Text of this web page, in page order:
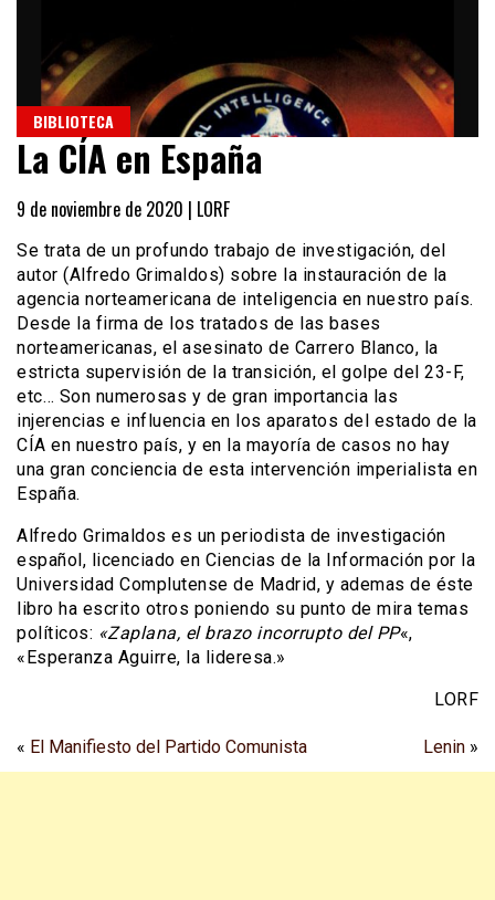
BIBLIOTECA
La CÍA en España
9 de noviembre de 2020 | LORF
Se trata de un profundo trabajo de investigación, del
autor (Alfredo Grimaldos) sobre la instauración de la
agencia norteamericana de inteligencia en nuestro país.
Desde la firma de los tratados de las bases
norteamericanas, el asesinato de Carrero Blanco, la
estricta supervisión de la transición, el golpe del 23-F,
etc… Son numerosas y de gran importancia las
injerencias e influencia en los aparatos del estado de la
CÍA en nuestro país, y en la mayoría de casos no hay
una gran conciencia de esta intervención imperialista en
España.
Alfredo Grimaldos es un periodista de investigación
español, licenciado en Ciencias de la Información por la
Universidad Complutense de Madrid, y ademas de éste
libro ha escrito otros poniendo su punto de mira temas
políticos: «Zaplana, el brazo incorrupto del PP«,
«Esperanza Aguirre, la lideresa.»
LORF
« El Manifiesto del Partido Comunista Lenin »